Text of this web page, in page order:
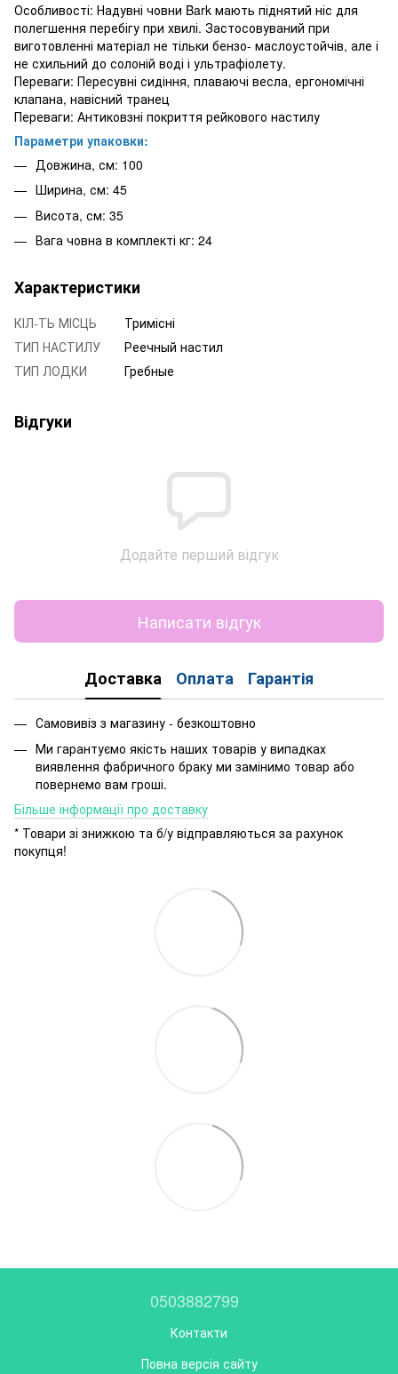
Особливості: Надувні човни Bark мають піднятий ніс для
полегшення перебігу при хвилі. Застосовуваний при
виготовленні матеріал не тільки бензо- маслоустойчів, але і
не схильний до солоній воді і ультрафіолету.
Переваги: ​​Пересувні сидіння, плаваючі весла, ергономічні
клапана, навісний транец
Переваги: ​​Антиковзні покриття рейкового настилу
Параметри упаковки:
Довжина, см: 100
Ширина, см: 45
Висота, см: 35
Вага човна в комплекті кг: 24
Характеристики
КІЛ-ТЬ МІСЦЬ
Тримісні
ТИП НАСТИЛУ
Реечный настил
ТИП ЛОДКИ
Гребные
Відгуки
Додайте перший відгук
Написати відгук
Доставка Оплата Гарантія
Самовивіз з магазину - безкоштовно
Ми гарантуємо якість наших товарів у випадках
виявлення фабричного браку ми замінимо товар або
повернемо вам гроші.
Більше інформації про доставку
* Товари зі знижкою та б/у відправляються за рахунок
покупця!
0503882799
Контакти
Повна версія сайту